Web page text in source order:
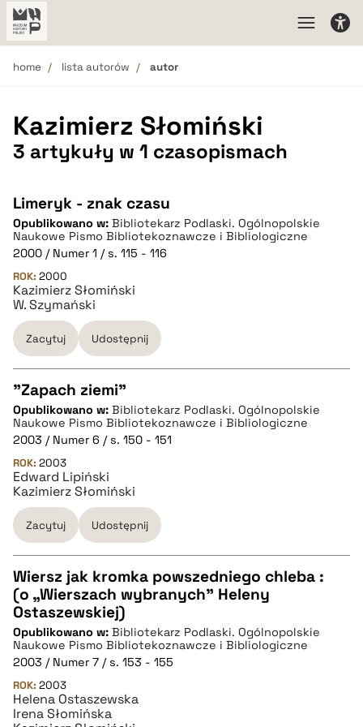
home lista autorów autor
Kazimierz Słomiński
3 artykuły w 1 czasopismach
Limeryk - znak czasu
Opublikowano w: Bibliotekarz Podlaski. Ogólnopolskie
Naukowe Pismo Bibliotekoznawcze i Bibliologiczne
2000 / Numer 1 / s. 115 - 116
ROK: 2000
Kazimierz Słomiński
W. Szymański
Zacytuj Udostępnij
CZYSTY TEKST
pobierz cytat
BIBTEX
"Zapach ziemi"
Opublikowano w: Bibliotekarz Podlaski. Ogólnopolskie
Naukowe Pismo Bibliotekoznawcze i Bibliologiczne
2003 / Numer 6 / s. 150 - 151
ROK: 2003
Edward Lipiński
Kazimierz Słomiński
Zacytuj Udostępnij
CZYSTY TEKST
pobierz cytat
BIBTEX
Wiersz jak kromka powszedniego chleba :
(o „Wierszach wybranych” Heleny
Ostaszewskiej)
Opublikowano w: Bibliotekarz Podlaski. Ogólnopolskie
Naukowe Pismo Bibliotekoznawcze i Bibliologiczne
2003 / Numer 7 / s. 153 - 155
ROK: 2003
Helena Ostaszewska
Irena Słomińska